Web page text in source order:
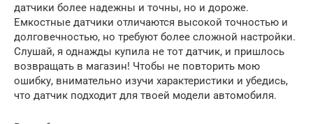
датчики более надежны и точны, но и дороже.
Емкостные датчики отличаются высокой точностью и
долговечностью, но требуют более сложной настройки.
Слушай, я однажды купила не тот датчик, и пришлось
возвращать в магазин! Чтобы не повторить мою
ошибку, внимательно изучи характеристики и убедись,
что датчик подходит для твоей модели автомобиля.